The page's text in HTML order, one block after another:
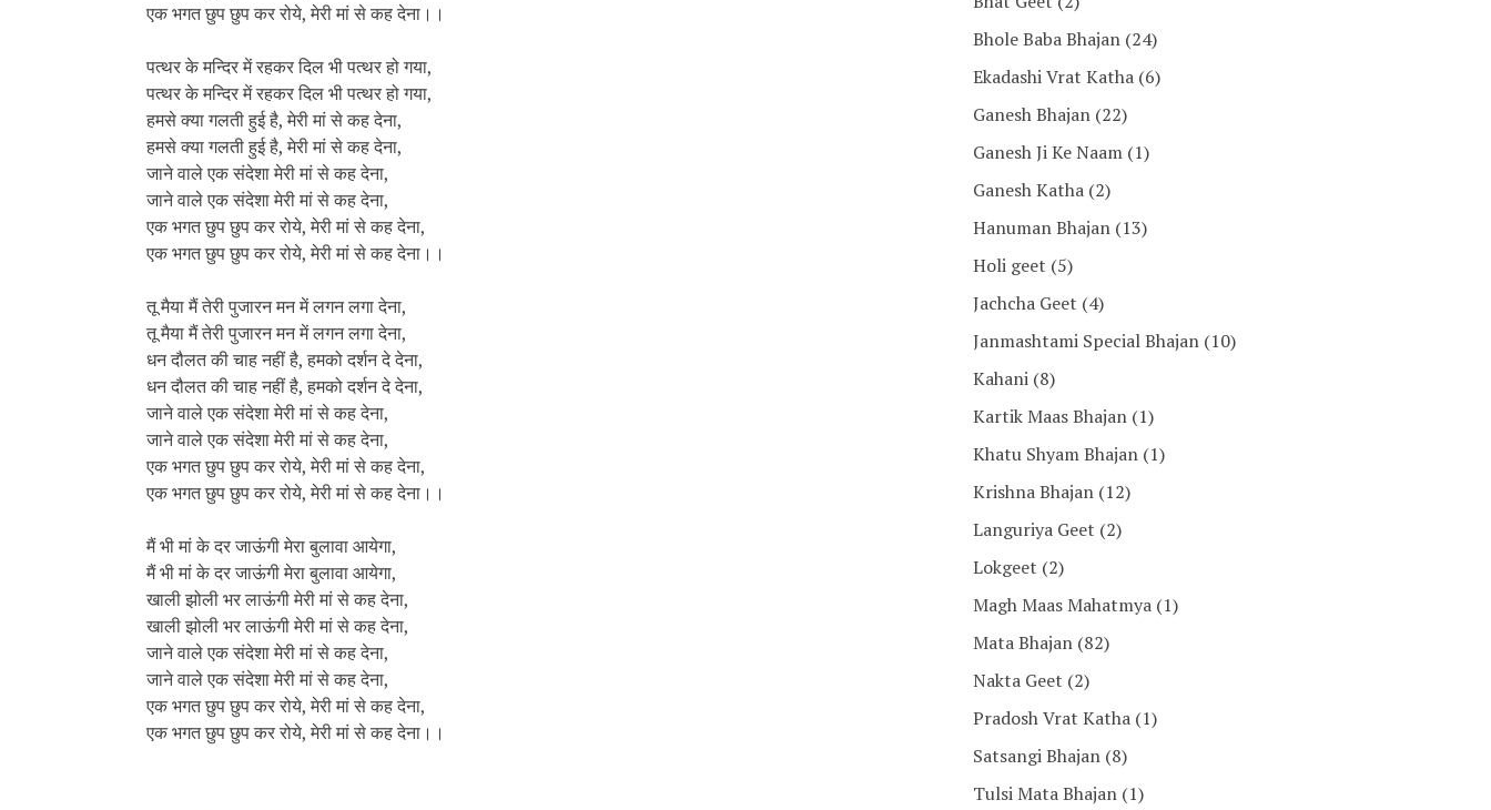
एक भगत छुप छुप कर रोये, मेरी मां से कह देना।।
पत्थर के मन्दिर में रहकर दिल भी पत्थर हो गया,
पत्थर के मन्दिर में रहकर दिल भी पत्थर हो गया,
हमसे क्या गलती हुई है, मेरी मां से कह देना,
हमसे क्या गलती हुई है, मेरी मां से कह देना,
जाने वाले एक संदेशा मेरी मां से कह देना,
जाने वाले एक संदेशा मेरी मां से कह देना,
एक भगत छुप छुप कर रोये, मेरी मां से कह देना,
एक भगत छुप छुप कर रोये, मेरी मां से कह देना।।
तू मैया मैं तेरी पुजारन मन में लगन लगा देना,
तू मैया मैं तेरी पुजारन मन में लगन लगा देना,
धन दौलत की चाह नहीं है, हमको दर्शन दे देना,
धन दौलत की चाह नहीं है, हमको दर्शन दे देना,
जाने वाले एक संदेशा मेरी मां से कह देना,
जाने वाले एक संदेशा मेरी मां से कह देना,
एक भगत छुप छुप कर रोये, मेरी मां से कह देना,
एक भगत छुप छुप कर रोये, मेरी मां से कह देना।।
मैं भी मां के दर जाऊंगी मेरा बुलावा आयेगा,
मैं भी मां के दर जाऊंगी मेरा बुलावा आयेगा,
खाली झोली भर लाऊंगी मेरी मां से कह देना,
खाली झोली भर लाऊंगी मेरी मां से कह देना,
जाने वाले एक संदेशा मेरी मां से कह देना,
जाने वाले एक संदेशा मेरी मां से कह देना,
एक भगत छुप छुप कर रोये, मेरी मां से कह देना,
एक भगत छुप छुप कर रोये, मेरी मां से कह देना।।
Bhole Baba Bhajan (24)
Ekadashi Vrat Katha (6)
Ganesh Bhajan (22)
Ganesh Ji Ke Naam (1)
Ganesh Katha (2)
Hanuman Bhajan (13)
Holi geet (5)
Jachcha Geet (4)
Janmashtami Special Bhajan (10)
Kahani (8)
Kartik Maas Bhajan (1)
Khatu Shyam Bhajan (1)
Krishna Bhajan (12)
Languriya Geet (2)
Lokgeet (2)
Magh Maas Mahatmya (1)
Mata Bhajan (82)
Nakta Geet (2)
Pradosh Vrat Katha (1)
Satsangi Bhajan (8)
Tulsi Mata Bhajan (1)